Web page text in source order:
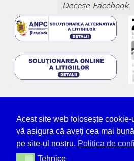
Acest site web folosește cookie-
vă asigura că aveți cea mai
pe site-ul nostru. Politica de
Tehnice